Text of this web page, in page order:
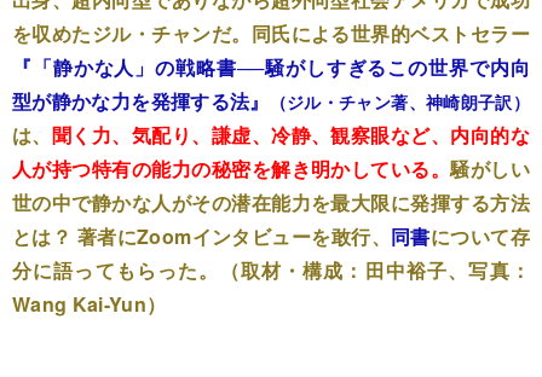
を収めたジル・チャンだ。同氏による世界的ベストセラー
『「静かな人」の戦略書──騒がしすぎるこの世界で内向
型が静かな力を発揮する法』
（ジル・チャン著、神崎朗子訳）
は、 聞く力、気配り、謙虚、冷静、観察眼など、内向的な
人が持つ特有の能力の秘密を解き明かしている。騒がしい
世の中で静かな人がその潜在能力を最大限に発揮する方法
とは？ 著者にZoomインタビューを敢行、 同書について存
分に語ってもらった。（取材・構成：田中裕子、写真：
Wang Kai-Yun）